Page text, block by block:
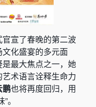
宣了春晚的第二波
化盛宴的多元面
是最大焦点之一，她
术语言诠释生命力
鹏也将再度回归，用
。